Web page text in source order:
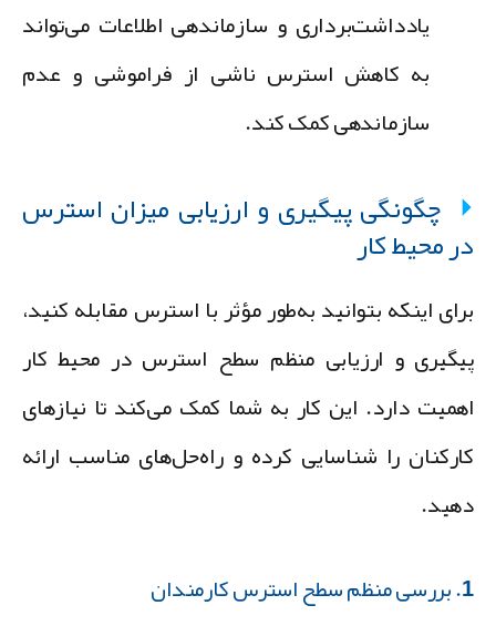
یادداشت‌برداری و سازماندهی اطلاعات می‌تواند
به کاهش استرس ناشی از فراموشی و عدم
سازماندهی کمک کند.
چگونگی پیگیری و ارزیابی میزان استرس
محیط کار
اینکه بتوانید به‌طور مؤثر با استرس مقابله کنید،
و ارزیابی منظم سطح استرسدر محیط کار
دارد. این کار به شما کمک می‌کند تا نیازهای
را شناسایی کرده و راه‌حل‌های مناسب ارائه